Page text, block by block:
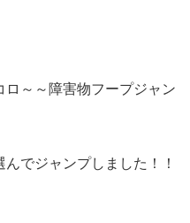
～～障害物フープジャン
でジャンプしました！！